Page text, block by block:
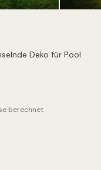
Deko für Pool
berechnet